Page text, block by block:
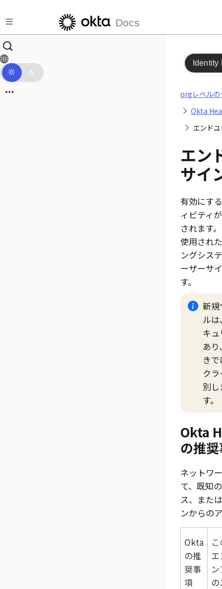
Docs
Identity
orgレベルの
Okta
エンド
エン
サイ
有効にす
ィビティ
されます
使用され
ングシス
ーザーサ
す。
新規
ル
キ
あ
き
ク
別
す。
Okta
の推
ネットワ
て、既知
ス、また
ンからの
Okta
の推
奨事
項